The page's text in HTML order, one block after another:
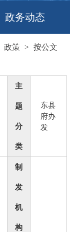
政务动态
政策 > 按公文
主
题
分
类
东县
府办
发
制
发
机
构